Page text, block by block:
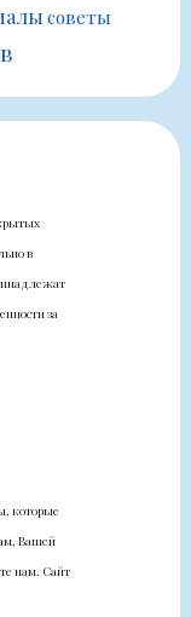
советы
в
за
которые
Вашей
нам. Сайт